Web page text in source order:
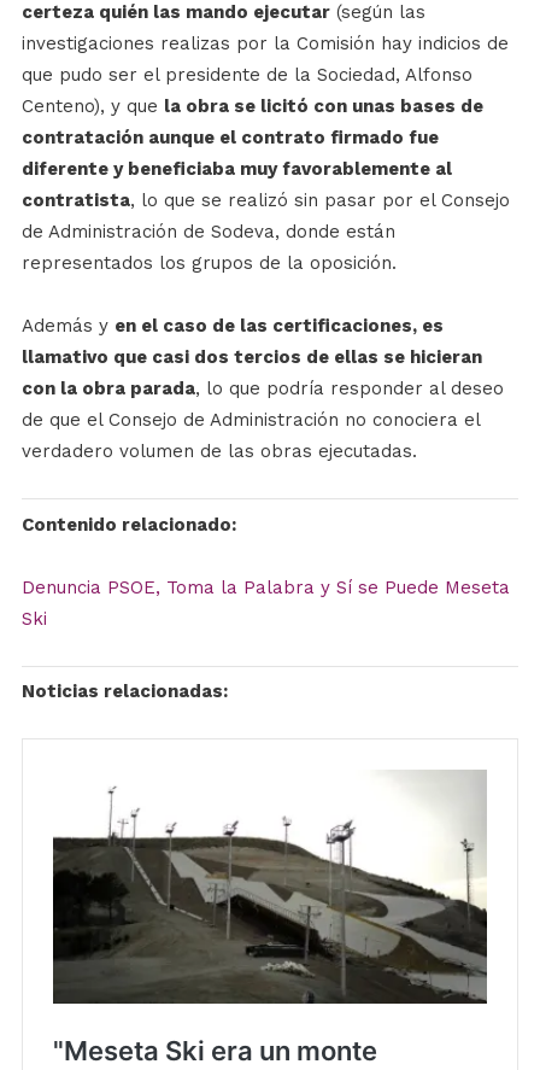
certeza quién las mando ejecutar(según las
investigaciones realizas por la Comisión hay indicios de
que pudo ser el presidente de la Sociedad, Alfonso
Centeno), y que la obra se licitó con unas bases de
contratación aunque el contrato firmado fue
diferente y beneficiaba muy favorablemente al
contratista, lo que se realizó sin pasar por el Consejo
de Administración de Sodeva, donde están
representados los grupos de la oposición.
Además y en el caso de las certificaciones, es
llamativo que casi dos tercios de ellas se hicieran
con la obra parada, lo que podría responder al deseo
de que el Consejo de Administración no conociera el
verdadero volumen de las obras ejecutadas.
Contenido relacionado:
Denuncia PSOE, Toma la Palabra y Sí se Puede Meseta
Ski
Noticias relacionadas: